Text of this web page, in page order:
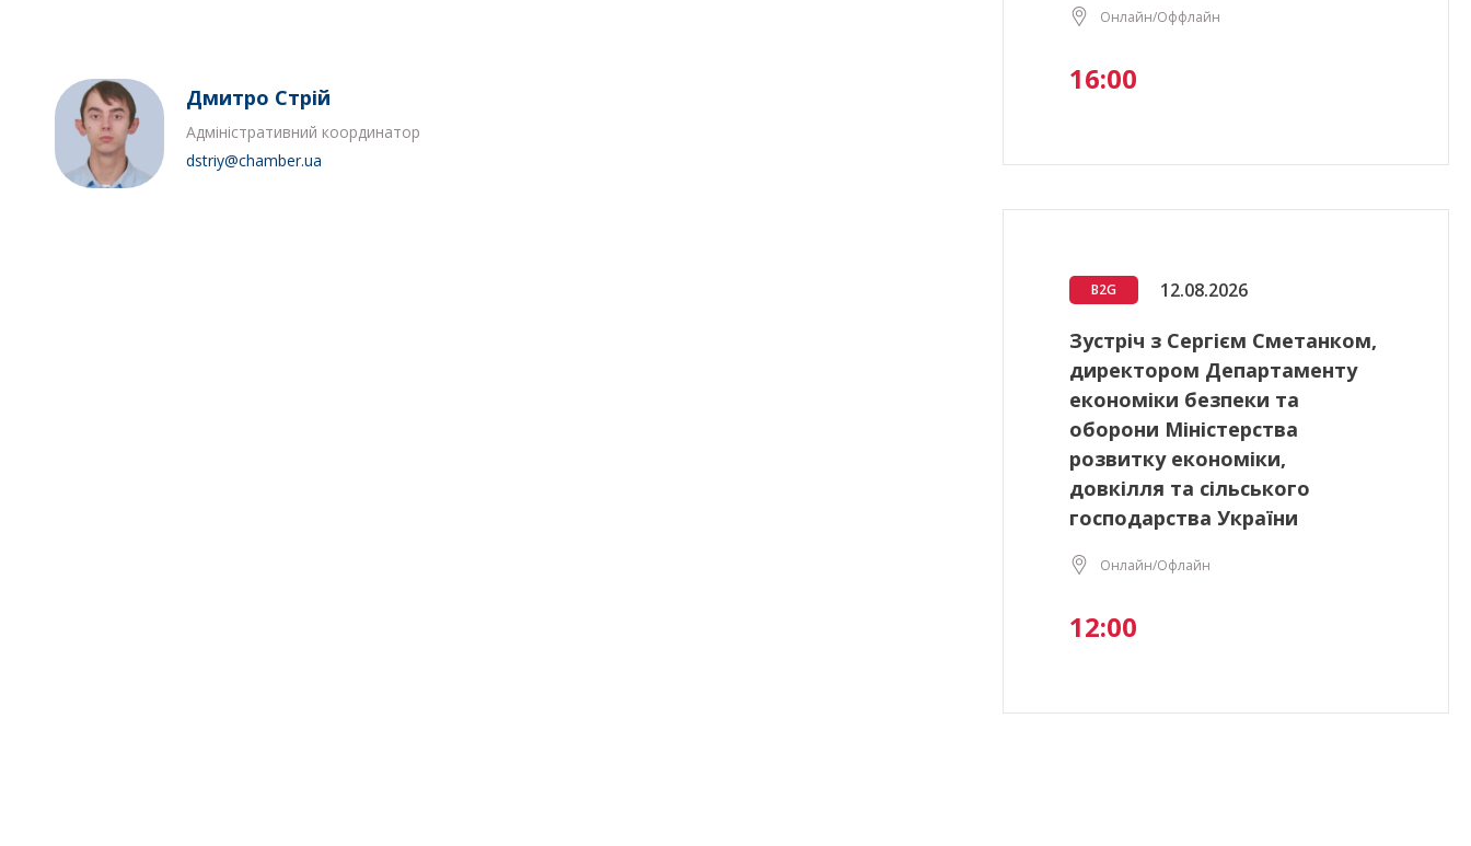
Дмитро Стрій
Адміністративний координатор
dstriy@chamber.ua
Онлайн/Оффлайн
16:00
B2G 12.08.2026
Зустріч з Сергієм Сметанком,
директором Департаменту
економіки безпеки та
оборони Міністерства
розвитку економіки,
довкілля та сільського
господарства України
Онлайн/Офлайн
12:00